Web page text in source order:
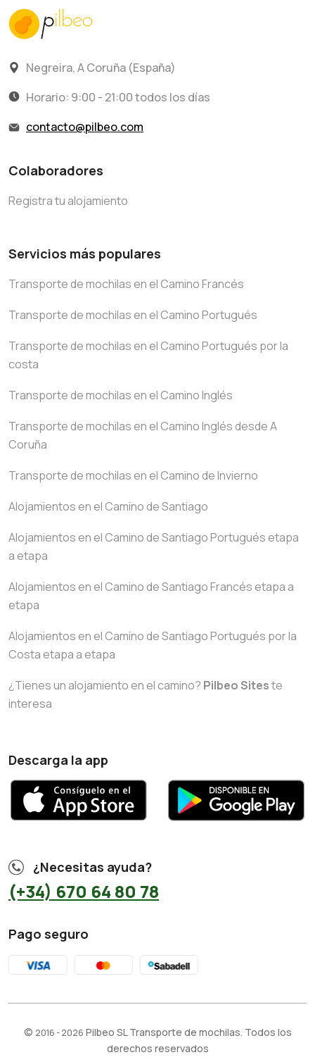
Negreira, A Coruña (España)
Horario: 9:00 - 21:00 todos los días
contacto@pilbeo.com
Colaboradores
Registra tu alojamiento
Servicios más populares
Transporte de mochilas en el Camino Francés
Transporte de mochilas en el Camino Portugués
Transporte de mochilas en el Camino Portugués por la
costa
Transporte de mochilas en el Camino Inglés
Transporte de mochilas en el Camino Inglés desde A
Coruña
Transporte de mochilas en el Camino de Invierno
Alojamientos en el Camino de Santiago
Alojamientos en el Camino de Santiago Portugués etapa
a etapa
Alojamientos en el Camino de Santiago Francés etapa a
etapa
Alojamientos en el Camino de Santiago Portugués por la
Costa etapa a etapa
¿Tienes un alojamiento en el camino? Pilbeo Siteste
interesa
Descarga la app
¿Necesitas ayuda?
(+34) 670 64 80 78
Pago seguro
© 2016 - 2026 Pilbeo SL Transporte de mochilas. Todos los
derechos reservados